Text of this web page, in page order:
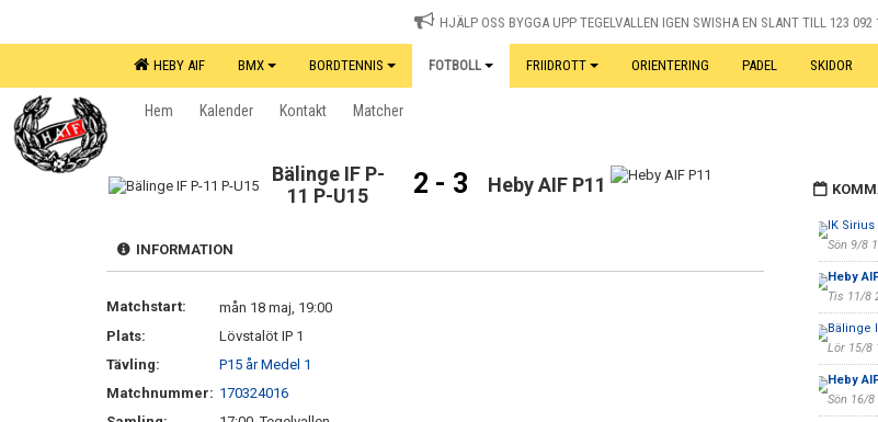
HJÄLP OSS BYGGA UPP TEGELVALLEN IGEN SWISHA EN SLANT TILL 123
HEBY AIF BMX BORDTENNIS FOTBOLL FRIIDROTT ORIENTERING PADEL SKIDOR
Hem Kalender Kontakt Matcher
Bälinge IF P-
11 P-U15
2 - 3 Heby AIF P11
INFORMATION
Matchstart:
mån 18 maj, 19:00
Plats:
Lövstalöt IP 1
Tävling:
P15 år Medel 1
Matchnummer: 170324016
IK Sirius
Sön 9/8
Heby
Tis 11/8
Bälinge
Lör 15/8
Heby
Sön 16/8